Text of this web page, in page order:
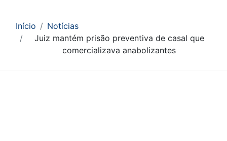
Início
Notícias
Juiz mantém prisão preventiva de casal que
comercializava anabolizantes